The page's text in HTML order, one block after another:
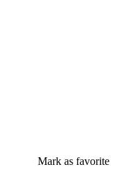
Mark as favorite